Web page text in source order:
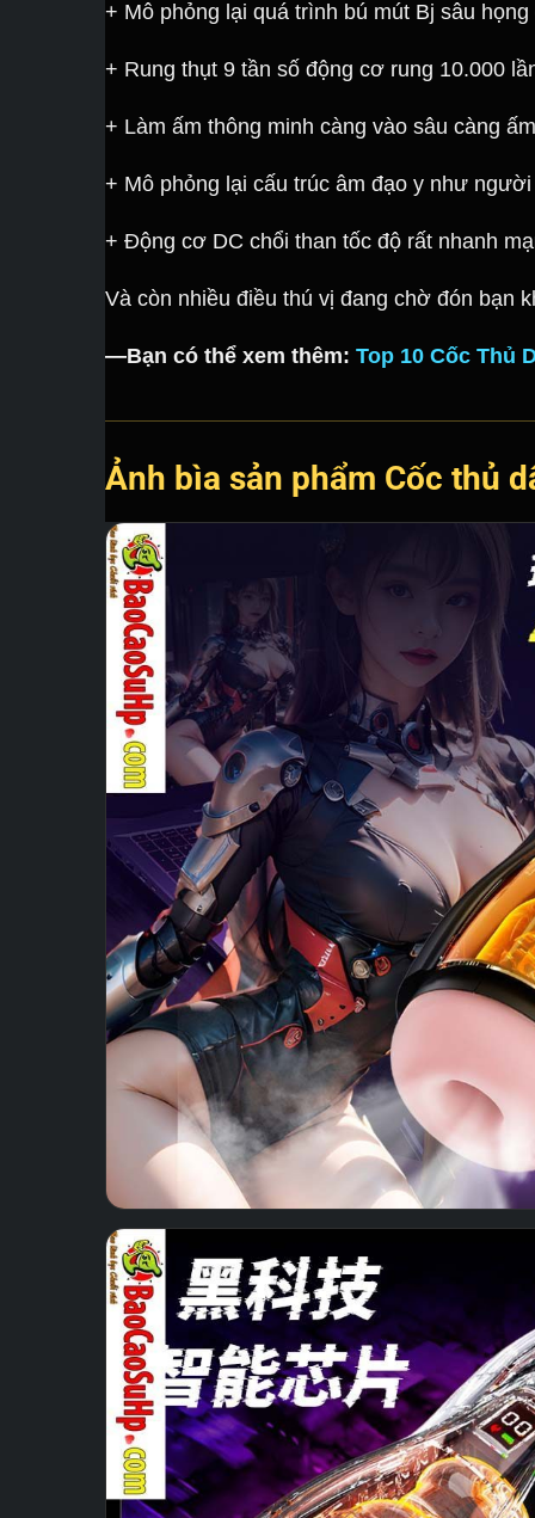
+ Mô phỏng lại quá trình bú mút Bj sâu
+ Rung thụt 9 tần số động cơ rung 10.000
+ Làm ấm thông minh càng vào sâu càng ấm
+ Mô phỏng lại cấu trúc âm đạo y như người
+ Động cơ DC chổi than tốc độ rất nhanh
Và còn nhiều điều thú vị đang chờ đón bạn
—Bạn có thể xem thêm: Top 10 Cốc Thủ
Ảnh bìa sản phẩm Cốc thủ